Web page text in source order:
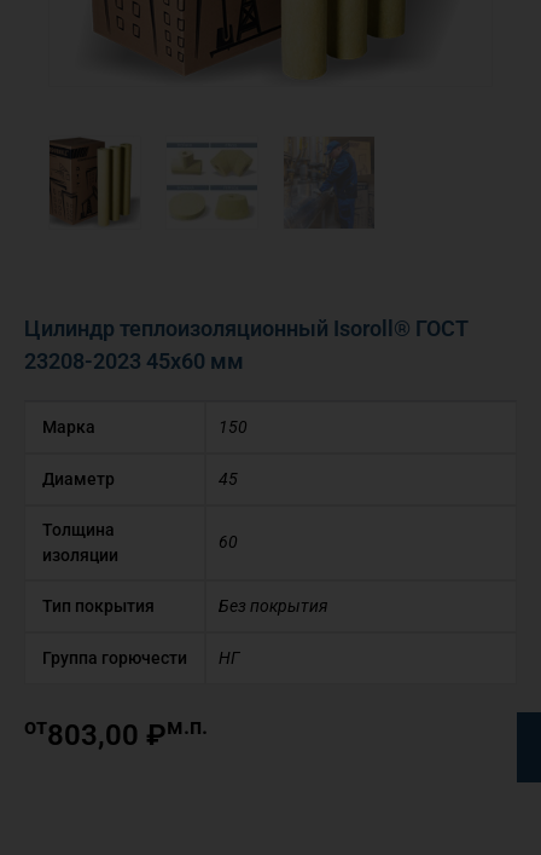
Цилиндр теплоизоляционный Isoroll® ГОСТ
23208-2023 45х60 мм
Марка 150
Диаметр 45
Толщина
изоляции
60
Тип покрытия Без покрытия
Группа горючести НГ
от803,00 ₽м.п.